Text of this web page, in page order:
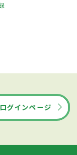
グインページ